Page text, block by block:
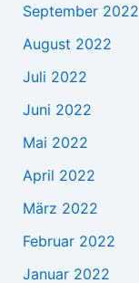
September 2022
August 2022
Juli 2022
Juni 2022
Mai 2022
April 2022
März 2022
Februar 2022
Januar 2022